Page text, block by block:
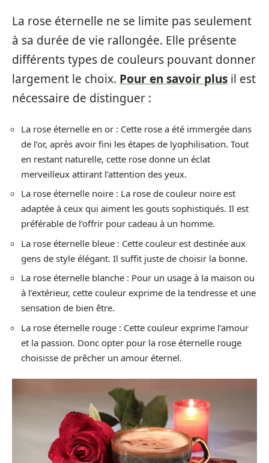
La rose éternelle ne se limite pas seulement
à sa durée de vie rallongée. Elle présente
différents types de couleurs pouvant donner
largement le choix. Pour en savoir plus il est
nécessaire de distinguer :
La rose éternelle en or : Cette rose a été immergée dans
de l’or, après avoir fini les étapes de lyophilisation. Tout
en restant naturelle, cette rose donne un éclat
merveilleux attirant l’attention des yeux.
La rose éternelle noire : La rose de couleur noire est
adaptée à ceux qui aiment les gouts sophistiqués. Il est
préférable de l’offrir pour cadeau à un homme.
La rose éternelle bleue : Cette couleur est destinée aux
gens de style élégant. Il suffit juste de choisir la bonne.
La rose éternelle blanche : Pour un usage à la maison ou
à l’extérieur, cette couleur exprime de la tendresse et une
sensation de bien être.
La rose éternelle rouge : Cette couleur exprime l’amour
et la passion. Donc opter pour la rose éternelle rouge
choisisse de prêcher un amour éternel.